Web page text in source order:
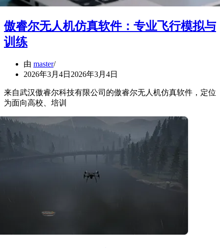
傲睿尔无人机仿真软件：专业飞行模拟与
训练
由 master
2026年3月4日 2026年3月4日
来自武汉傲睿尔科技有限公司的傲睿尔无人机仿真软件，定位
为面向高校、培训